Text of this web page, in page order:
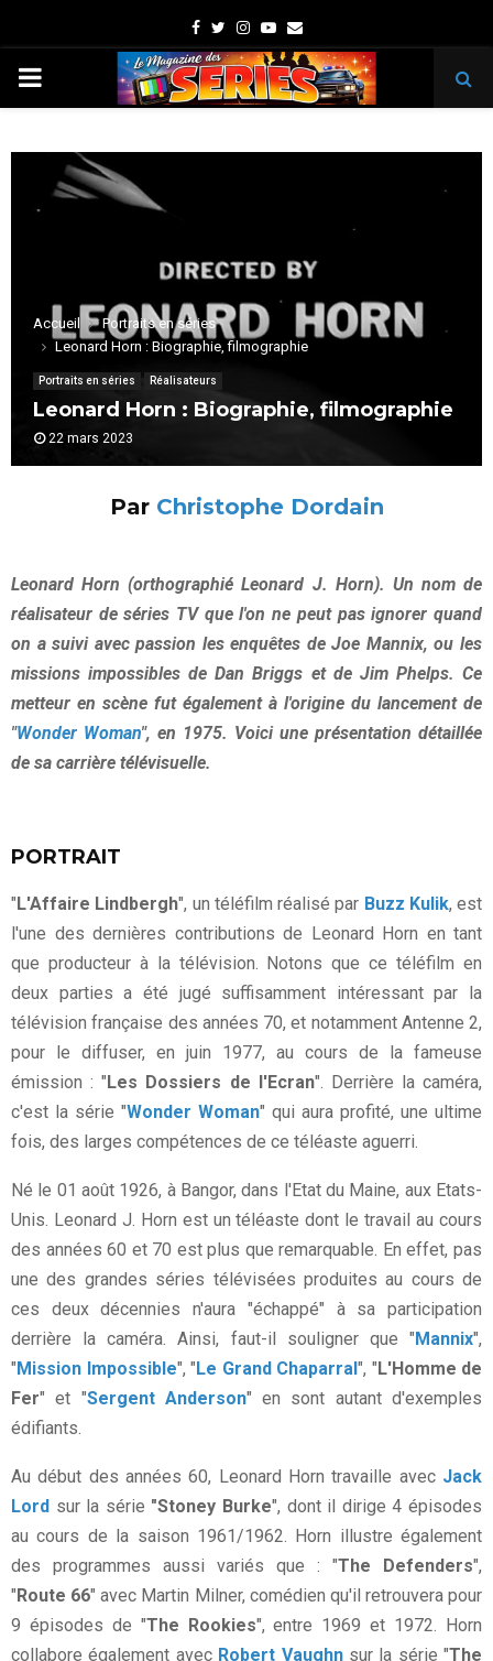
Facebook
TwitterInstagram
Youtube
Email
PRIMARY
Accueil
Portraits en séries
Leonard Horn : Biographie, filmographie
Portraits en séries Réalisateurs
Leonard Horn : Biographie, filmographie
22 mars 2023
Par Christophe Dordain
Leonard Horn (orthographié Leonard J. Horn). Un nom de
réalisateur de séries TV que l'on ne peut pas ignorer quand
on a suivi avec passion les enquêtes de Joe Mannix, ou les
missions impossibles de Dan Briggs et de Jim Phelps. Ce
metteur en scène fut également à l'origine du lancement de
"Wonder Woman", en 1975. Voici une présentation détaillée
de sa carrière télévisuelle.
PORTRAIT
"L'Affaire Lindbergh", un téléfilm réalisé par Buzz Kulik, est
l'une des dernières contributions de Leonard Horn en tant
que producteur à la télévision. Notons que ce téléfilm en
deux parties a été jugé suffisamment intéressant par la
télévision française des années 70, et notamment Antenne 2,
pour le diffuser, en juin 1977, au cours de la fameuse
émission : "Les Dossiers de l'Ecran". Derrière la caméra,
c'est la série "Wonder Woman" qui aura profité, une ultime
fois, des larges compétences de ce téléaste aguerri.
Né le 01 août 1926, à Bangor, dans l'Etat du Maine, aux Etats-
Unis. Leonard J. Horn est un téléaste dont le travail au cours
des années 60 et 70 est plus que remarquable. En effet, pas
une des grandes séries télévisées produites au cours de
ces deux décennies n'aura "échappé" à sa participation
derrière la caméra. Ainsi, faut-il souligner que "Mannix",
"Mission Impossible", "Le Grand Chaparral", "L'Homme de
Fer" et "Sergent Anderson" en sont autant d'exemples
édifiants.
Au début des années 60, Leonard Horn travaille avec Jack
Lord sur la série "Stoney Burke", dont il dirige 4 épisodes
au cours de la saison 1961/1962. Horn illustre également
des programmes aussi variés que : "The Defenders",
"Route 66" avec Martin Milner, comédien qu'il retrouvera pour
9 épisodes de "The Rookies", entre 1969 et 1972. Horn
collabore également avec Robert Vaughnsur la série "The